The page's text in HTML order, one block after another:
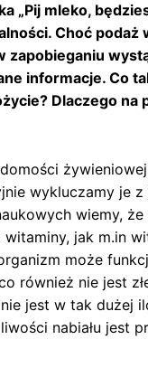
„Pij mleko,
Choć
zapobieganiu
informacje. Co
Dlaczego na
wykluczamy je
wiemy,
jak m.in
może
również nie jest
jest w tak dużej
nabiału jest